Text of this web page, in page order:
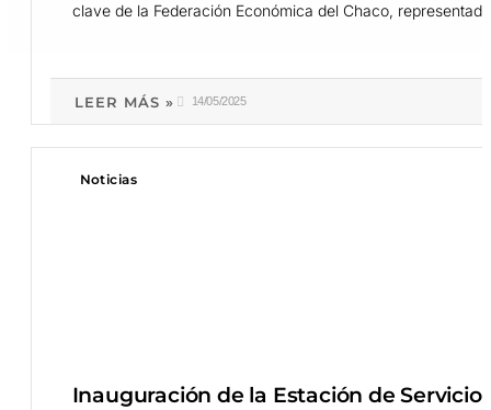
clave de la Federación Económica del Chaco,
LEER MÁS » 14/05/2025
Noticias
Inauguración de la Estación de Servicio